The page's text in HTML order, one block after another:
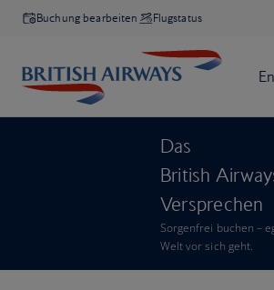
Buchung bearbeiten Flugstatus
Das
British
Versprechen
Sorgenfrei buchen –
Welt vor sich geht.